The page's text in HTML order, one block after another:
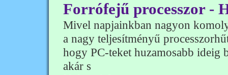
Forrófejű processzor -
Mivel napjainkban nagyon
a nagy teljesítményű
hogy PC-teket huzamosabb ideig
akár s